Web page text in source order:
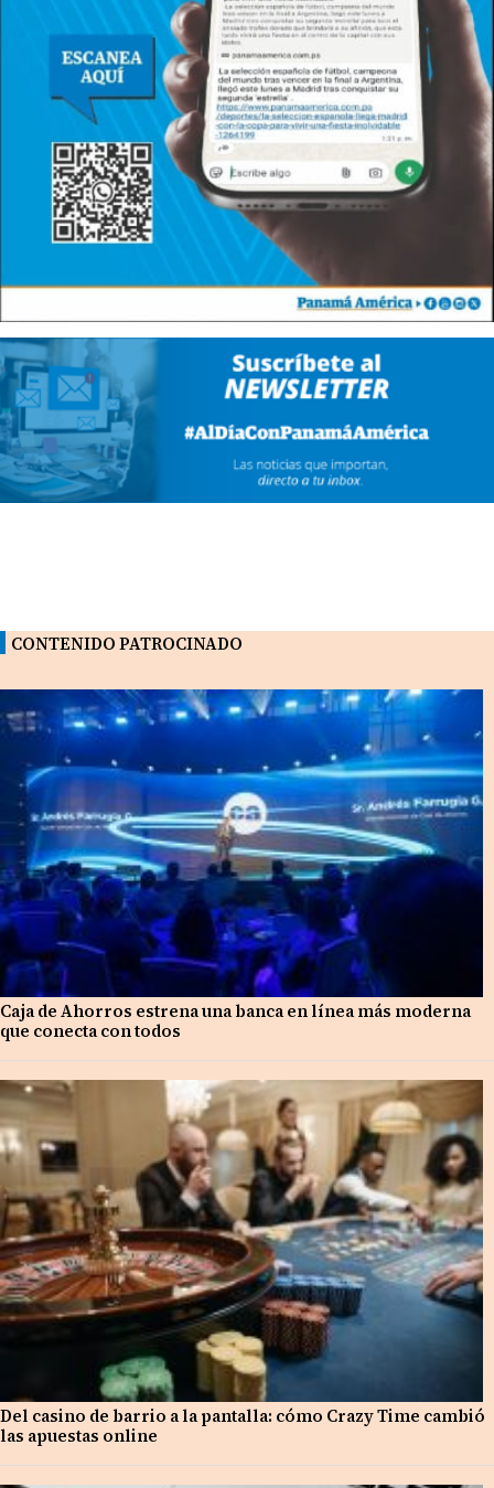
CONTENIDO PATROCINADO
Caja de Ahorros estrena una banca en línea más moderna
que conecta con todos
Del casino de barrio a la pantalla: cómo Crazy Time cambió
las apuestas online